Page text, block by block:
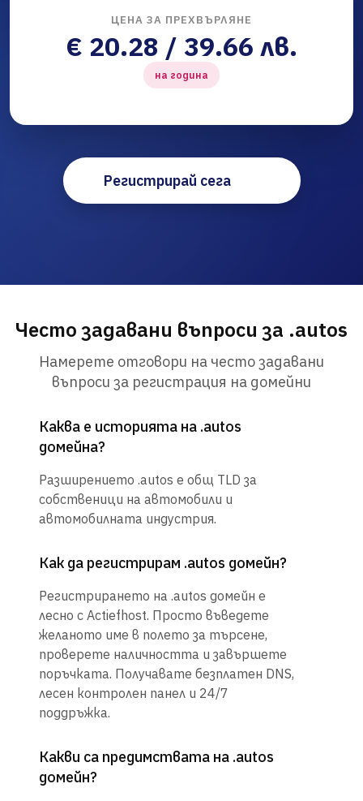
ЦЕНА ЗА ПРЕХВЪРЛЯНЕ
€ 20.28 / 39.66 лв.
на година
Регистрирай сега
Често задавани въпроси за .autos
Намерете отговори на често задавани
въпроси за регистрация на домейни
Каква е историята на .autos
домейна?
Разширението .autos е общ TLD за
собственици на автомобили и
автомобилната индустрия.
Как да регистрирам .autos домейн?
Регистрирането на .autos домейн е
лесно с Actiefhost. Просто въведете
желаното име в полето за търсене,
проверете наличността и завършете
поръчката. Получавате безплатен DNS,
лесен контролен панел и 24/7
поддръжка.
Какви са предимствата на .autos
домейн?